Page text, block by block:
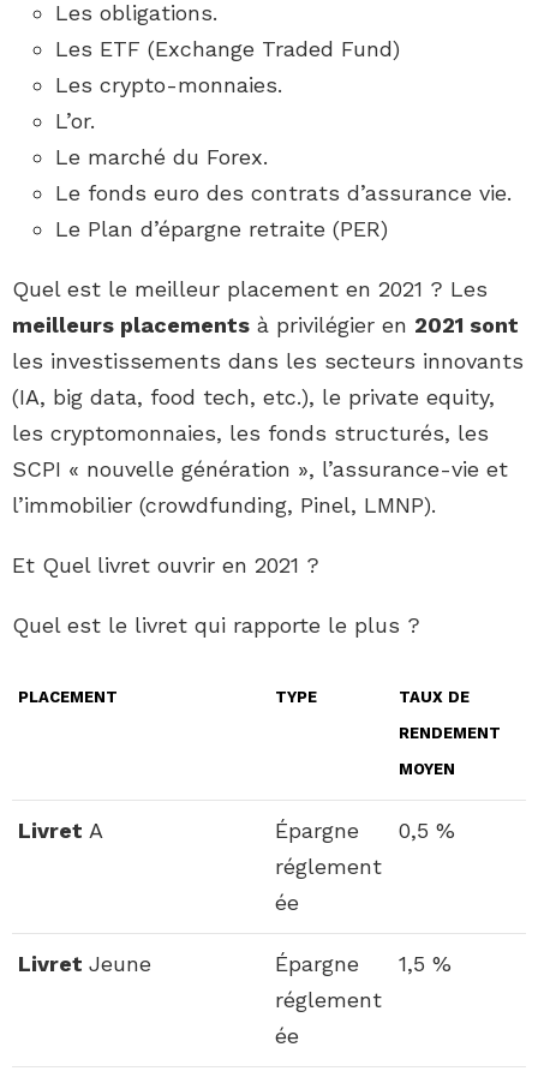
Les obligations.
Les ETF (Exchange Traded Fund)
Les crypto-monnaies.
L’or.
Le marché du Forex.
Le fonds euro des contrats d’assurance vie.
Le Plan d’épargne retraite (PER)
Quel est le meilleur placement en 2021 ? Les
meilleurs placements à privilégier en 2021 sont
les investissements dans les secteurs innovants
(IA, big data, food tech, etc.), le private equity,
les cryptomonnaies, les fonds structurés, les
SCPI « nouvelle génération », l’assurance-vie et
l’immobilier (crowdfunding, Pinel, LMNP).
Et Quel livret ouvrir en 2021 ?
Quel est le livret qui rapporte le plus ?
PLACEMENT TYPE
TAUX DE
RENDEMENT
MOYEN
Livret A
Épargne
réglement
ée
0,5 %
Livret Jeune
Épargne
réglement
ée
1,5 %